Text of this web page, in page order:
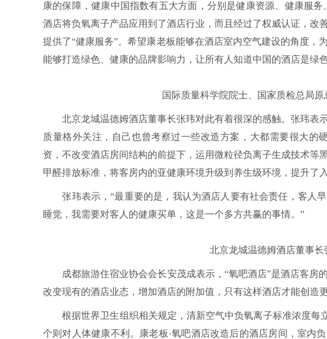
康的保障，健康中国指数有五大方面，分别是健康资源、健康服
酒店将负氧离子产品应用到了酒店行业，而且经过了权威认证，改
提供了“健康服务”。希望康老板能够在酒店室内空气建设的角度，
能够打造绿色、健康的品牌影响力，让所有人知道中国的酒店是绿
国际质量科学院院士、国家质检总局原
北京龙城温德姆酒店董事长张玮对此有着很深的感触。张玮表
质量格外关注，自己也曾考察过一些改造方案，大都需要很大的
资，不改变酒店房间结构的前提下，运用微粒径负离子生成技术等
甲醛排放标准，将客房内的亚健康环境升级到养生级环境，提升了
张玮表示，“最重要的是，我认为酒店人要有社会责任，客人早
睡觉，我需要对客人的健康买单，这是一个多方共赢的事情。”
北京龙城温德姆酒店董事长
成都旅游住宿业协会会长安茂成表示，“氧吧酒店”是酒店客房
改变现有的酒店业态，增加酒店的附加值，只有这样酒店才能创造
根据世界卫生组织相关规定，清新空气中负氧离子标准浓度每立
个则对人体健康不利。康老板·氧吧酒店改造后的酒店房间，室内